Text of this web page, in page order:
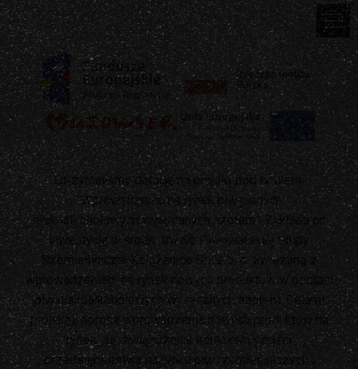
Otrzymaliśmy dotację na projekt pod tytułem:
"Wprowadzenie na rynek piw jasnych
niskoalkoholowych wysycanych azotem.” Zakłada on
inwestycję w środki trwałe Piwowarskiej Grupy
Rzemieślniczej Książenice Sp. z o. o. związaną z
wprowadzeniem na rynek nowych produktów w postaci
piw niskoalkoholowych wysycanych azotem. Celami
projektu, oprócz wprowadzenia nowych produktów na
rynek, są: zwiększenie konkurencyjności
przedsiębiorstwa na rynku piw rzemieślniczych i